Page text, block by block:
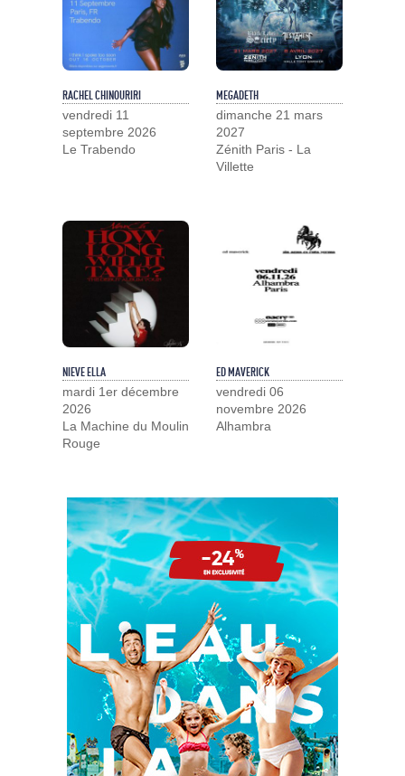
RACHEL CHINOURIRI
vendredi 11
septembre 2026
Le Trabendo
MEGADETH
dimanche 21 mars
2027
Zénith Paris - La
Villette
NIEVE ELLA
mardi 1er décembre
2026
La Machine du Moulin
Rouge
ED MAVERICK
vendredi 06
novembre 2026
Alhambra